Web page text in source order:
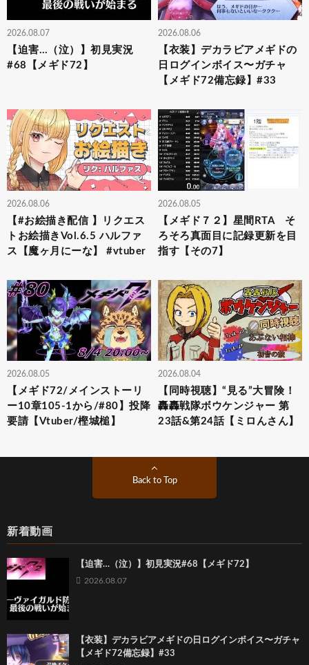
2026.08.07
【迫害…（泣）】初見実況
#68【メギド72】
2026.08.06
【衣装】デカラビアメギドの
日ログインボイス〜ガチャ
【メギド72備忘録】#33
2026.08.06
【#お絵描き配信 】リクエス
トお絵描きVol.6.5 ハルファ
ス【魔ヶ月にーな】 #vtuber
2026.08.05
【メギド７２】星間RTA そ
ろそろ真面目に記録更新を目
指す【その7】
2026.08.05
【メギド72/メインストーリ
ー10章105-1から/#80】投降
要請【Vtuber/樫城槌】
2026.08.04
【同時視聴】“見る”大冒険！
轟轟戦隊ボウケンジャー 第
23話&第24話【ミロんさん】
Back to Top
新着動画
【迫害…（泣）】初見実況#68【メギド72】
2026.08.07
【衣装】デカラビアメギドの日ログインボイス〜ガチャ
【メギド72備忘録】#33